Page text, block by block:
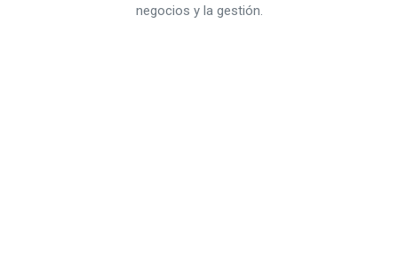
negocios y la gestión.